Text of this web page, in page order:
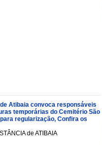
Atibaia convoca responsáveis
temporárias do Cemitério São
regularização, Confira os
de ATIBAIA